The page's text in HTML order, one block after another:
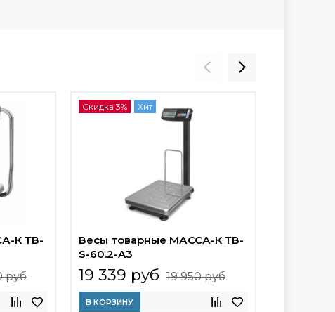
К ТВ-
руб
Скидка 3% Хит
Весы товарные МАССА-К ТВ-
S-60.2-A3
19 339 руб 19 950 руб
В КОРЗИНУ